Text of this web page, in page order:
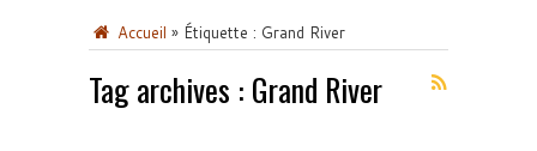
Accueil » Étiquette : Grand River
Tag archives : Grand River